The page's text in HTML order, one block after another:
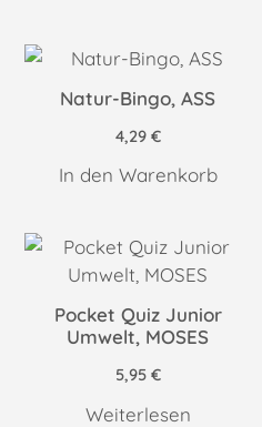
Natur-Bingo, ASS
4,29 €
In den Warenkorb
Pocket Quiz Junior
Umwelt, MOSES
5,95 €
Weiterlesen